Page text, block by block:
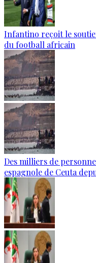
Infantino reçoit le
du football africain
Des milliers de
espagnole de Ceuta